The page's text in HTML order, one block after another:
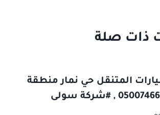
ذات صلة
المتنقل حي نمار منطقة